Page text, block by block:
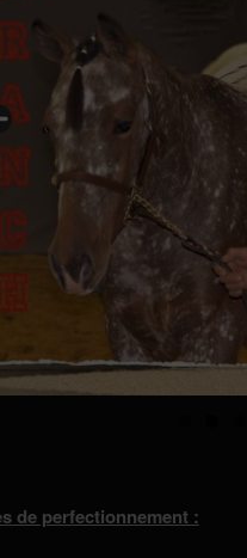
de perfectionnement :